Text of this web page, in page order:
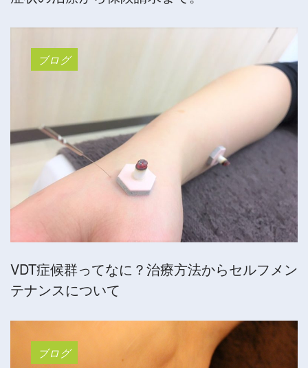
ブログ
VDT症候群ってなに？治療方法からセルフメン
テナンスについて
ブログ